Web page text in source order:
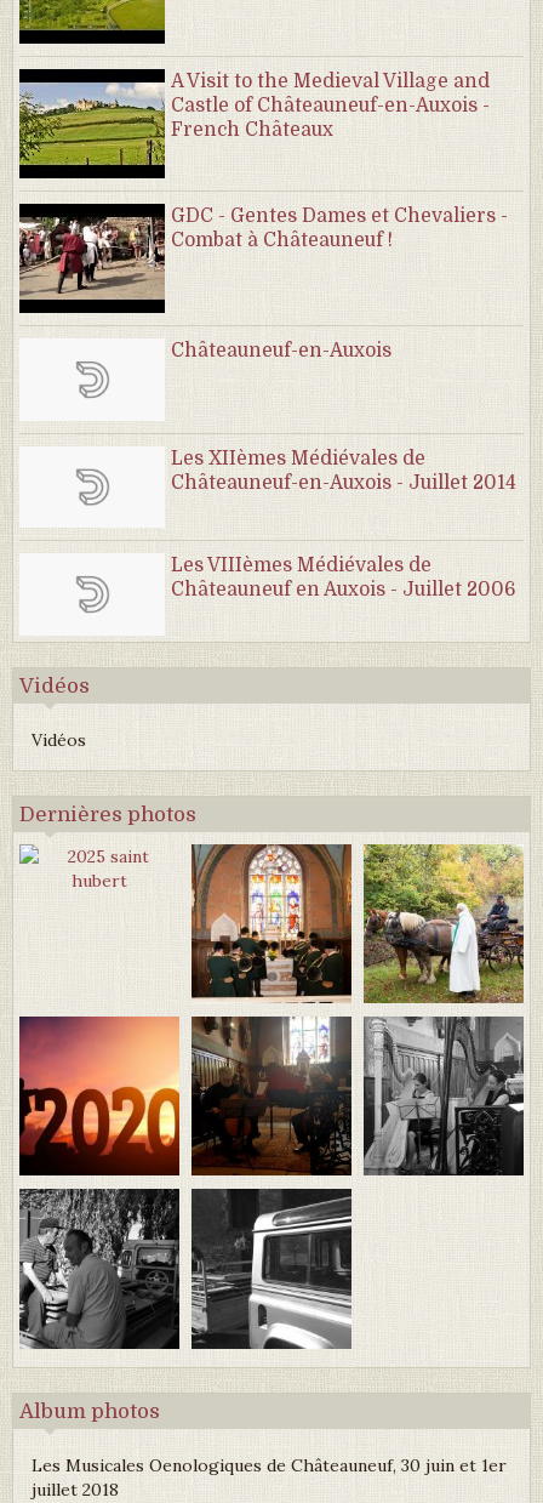
A Visit to the Medieval Village and
Castle of Châteauneuf-en-Auxois -
French Châteaux
GDC - Gentes Dames et Chevaliers -
Combat à Châteauneuf !
Châteauneuf-en-Auxois
Les XIIèmes Médiévales de
Châteauneuf-en-Auxois - Juillet 2014
Les VIIIèmes Médiévales de
Châteauneuf en Auxois - Juillet 2006
Vidéos
Vidéos
Dernières photos
Album photos
Les Musicales Oenologiques de Châteauneuf, 30 juin et 1er
juillet 2018